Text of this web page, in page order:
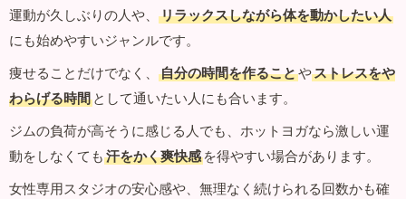
運動が久しぶりの人や、
リラックスしながら体を動かしたい人
にも始めやすいジャンルです。
痩せることだけでなく、
自分の時間を作ることやストレスをや
わらげる時間 として通いたい人にも合います。
ジムの負荷が高そうに感じる人でも、ホットヨガなら激しい運
動をしなくても 汗をかく爽快感 を得やすい場合があります。
女性専用スタジオの安心感や、無理なく続けられる回数かも確